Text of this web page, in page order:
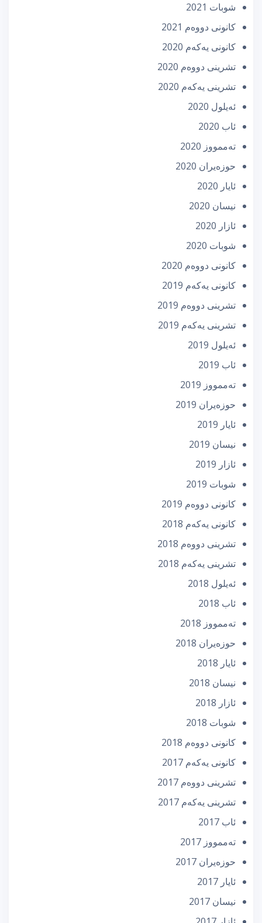
شوبات 2021
كانونی دووه‌م 2021
كانونی یه‌كه‌م 2020
تشرینی دووه‌م 2020
تشرینی یه‌كه‌م 2020
ئه‌یلول 2020
ئاب 2020
تەممووز 2020
حوزه‌یران 2020
ئایار 2020
نیسان 2020
ئازار 2020
شوبات 2020
كانونی دووه‌م 2020
كانونی یه‌كه‌م 2019
تشرینی دووه‌م 2019
تشرینی یه‌كه‌م 2019
ئه‌یلول 2019
ئاب 2019
تەممووز 2019
حوزه‌یران 2019
ئایار 2019
نیسان 2019
ئازار 2019
شوبات 2019
كانونی دووه‌م 2019
كانونی یه‌كه‌م 2018
تشرینی دووه‌م 2018
تشرینی یه‌كه‌م 2018
ئه‌یلول 2018
ئاب 2018
تەممووز 2018
حوزه‌یران 2018
ئایار 2018
نیسان 2018
ئازار 2018
شوبات 2018
كانونی دووه‌م 2018
كانونی یه‌كه‌م 2017
تشرینی دووه‌م 2017
تشرینی یه‌كه‌م 2017
ئاب 2017
تەممووز 2017
حوزه‌یران 2017
ئایار 2017
نیسان 2017